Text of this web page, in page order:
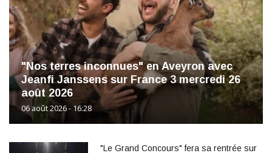
"Nos terres inconnues" en Aveyron avec
Jeanfi Janssens sur France 3 mercredi 26
août 2026
06 août 2026 - 16:28
"Le Grand Concours" fera sa rentrée sur